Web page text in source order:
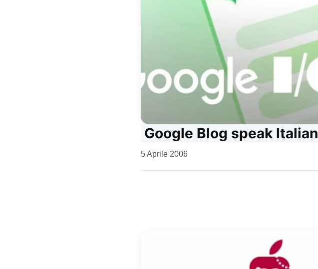
Google Blog speak Italian
da
5 Aprile 2006